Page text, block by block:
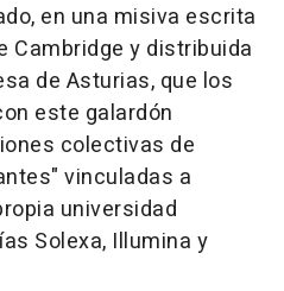
en una misiva escrita
Cambridge y distribuida
de Asturias, que los
este galardón
colectivas de
vinculadas a
universidad
Solexa, Illumina y